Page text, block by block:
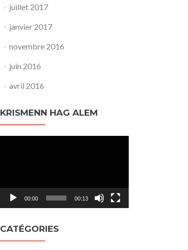
juillet 2017
janvier 2017
novembre 2016
juin 2016
avril 2016
KRISMENN HAG ALEM
00:00 00:13
CATÉGORIES